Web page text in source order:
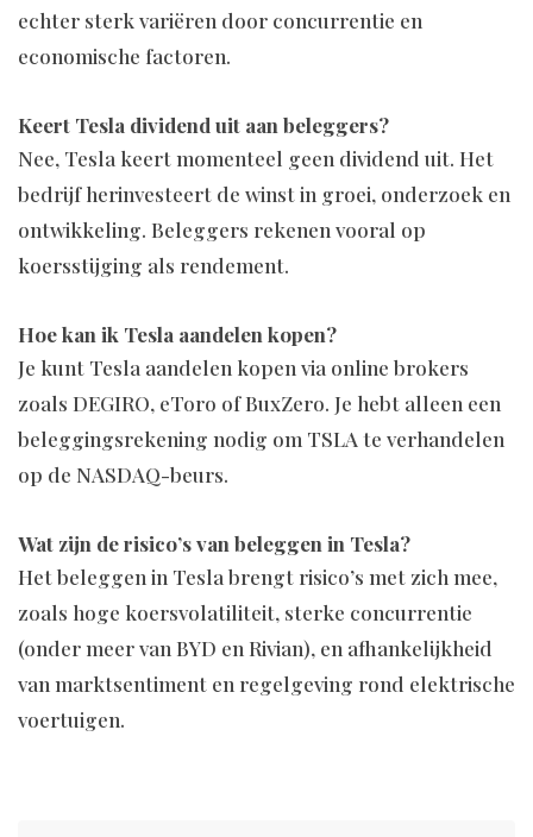
echter sterk variëren door concurrentie en
economische factoren.
Keert Tesla dividend uit aan beleggers?
Nee, Tesla keert momenteel geen dividend uit. Het
bedrijf herinvesteert de winst in groei, onderzoek en
ontwikkeling. Beleggers rekenen vooral op
koersstijging als rendement.
Hoe kan ik Tesla aandelen kopen?
Je kunt Tesla aandelen kopen via online brokers
zoals DEGIRO, eToro of BuxZero. Je hebt alleen een
beleggingsrekening nodig om TSLA te verhandelen
op de NASDAQ-beurs.
Wat zijn de risico’s van beleggen in Tesla?
Het beleggen in Tesla brengt risico’s met zich mee,
zoals hoge koersvolatiliteit, sterke concurrentie
(onder meer van BYD en Rivian), en afhankelijkheid
van marktsentiment en regelgeving rond elektrische
voertuigen.